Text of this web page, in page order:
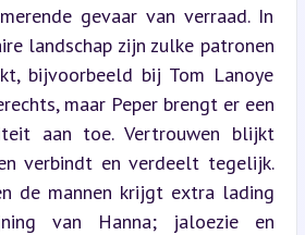
gevaar van verraad. In
landschap zijn zulke patronen
bijvoorbeeld bij Tom Lanoye
maar Peper brengt er een
aan toe. Vertrouwen blijkt
verbindt en verdeelt tegelijk.
de mannen krijgt extra lading
van Hanna; jaloezie en